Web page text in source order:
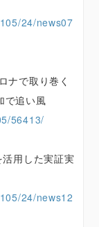
24/news07
ナで取り巻く
で追い風
56413/
用した実証実
24/news12